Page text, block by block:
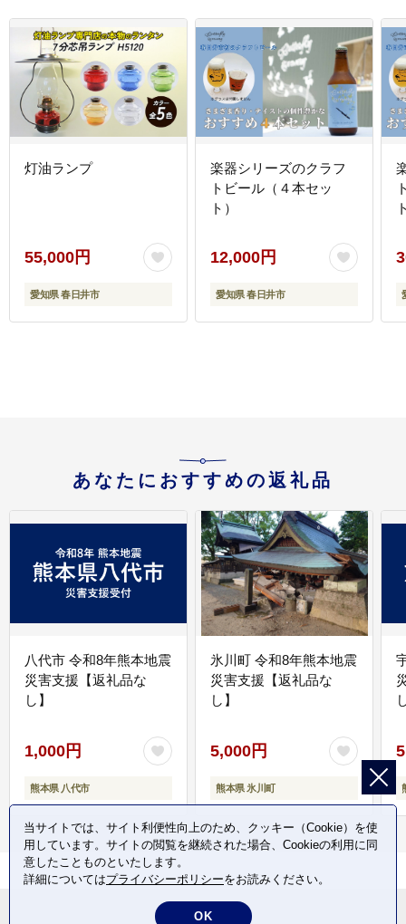
灯油ランプ
55,000円
愛知県 春日井市
楽器シリーズのクラフ
トビール（４本セッ
ト）
12,000円
愛知県 春日井市
あなたにおすすめの返礼品
八代市 令和8年熊本地震
災害支援【返礼品な
し】
1,000円
熊本県 八代市
氷川町 令和8年熊本地震
災害支援【返礼品な
し】
5,000円
熊本県 氷川町
当サイトでは、サイト利便性向上のため、クッキー（Cookie）を使
用しています。サイトの閲覧を継続された場合、Cookieの利用に同
意したことものといたします。
詳細についてはプライバシーポリシーをお読みください。
OK